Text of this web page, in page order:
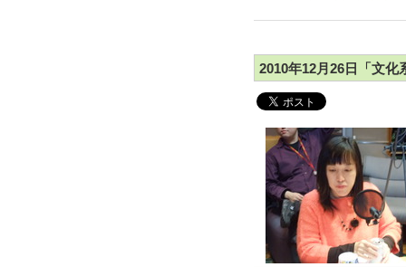
2010年12月26日「文化